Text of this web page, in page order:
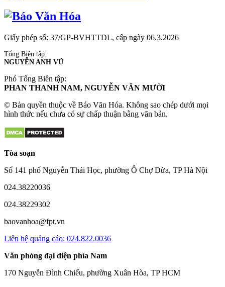
Giấy phép số: 37/GP-BVHTTDL, cấp ngày 06.3.2026
Tổng Biên tập:
NGUYỄN ANH VŨ
Phó Tổng Biên tập:
PHAN THANH NAM, NGUYỄN VĂN MƯỜI
© Bản quyền thuộc về Báo Văn Hóa. Không sao chép dưới mọi
hình thức nếu chưa có sự chấp thuận bằng văn bản.
Tòa soạn
Số 141 phố Nguyễn Thái Học, phường Ô Chợ Dừa, TP Hà Nội
024.38220036
024.38229302
baovanhoa@fpt.vn
Liên hệ quảng cáo: 024.822.0036
Văn phòng đại diện phía Nam
170 Nguyễn Đình Chiểu, phường Xuân Hòa, TP HCM